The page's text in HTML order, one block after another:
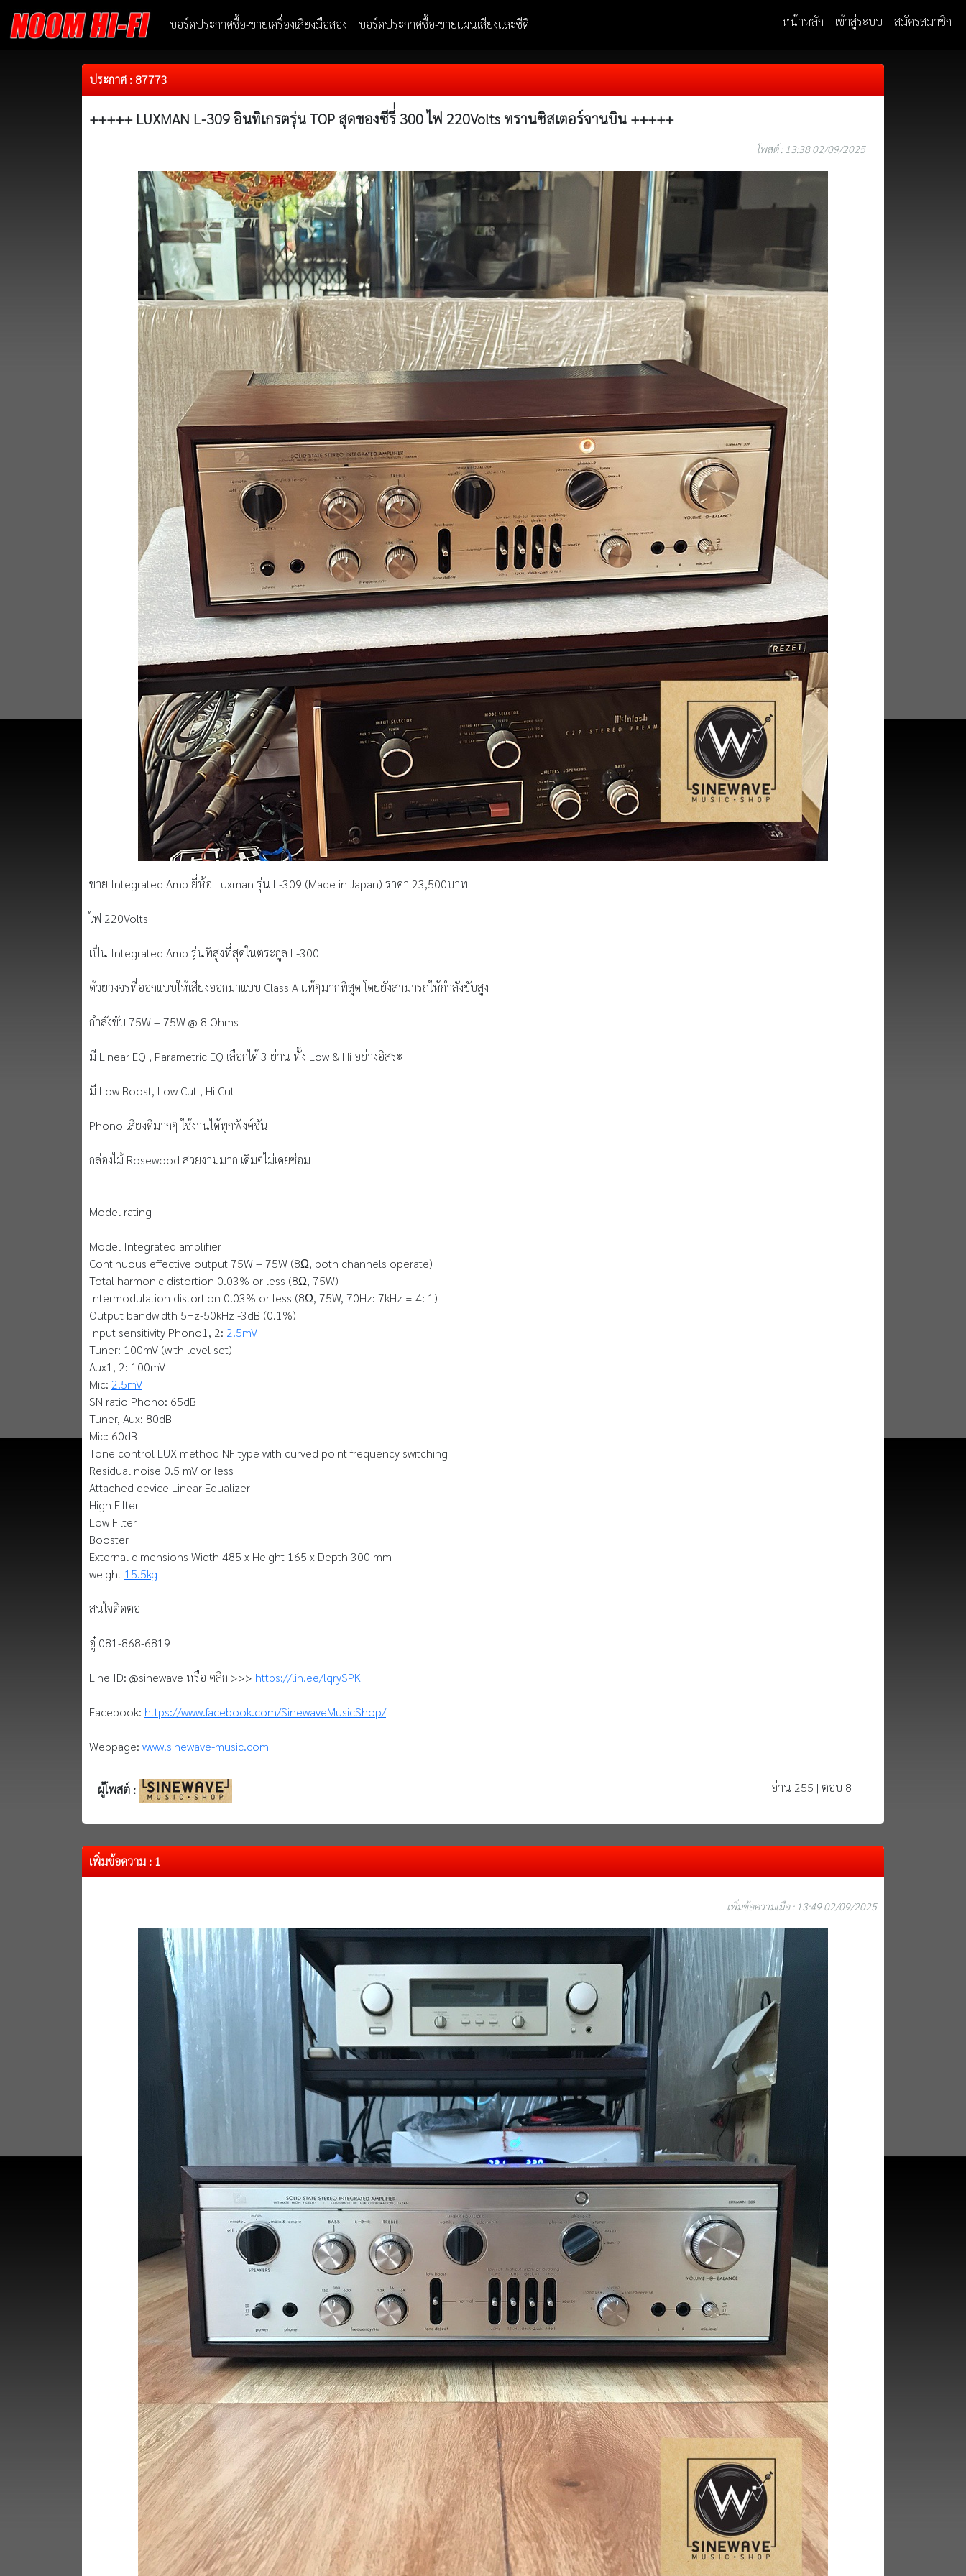
บอร์ดประกาศซื้อ-ขายเครื่องเสียงมือสอง บอร์ดประกาศซื้อ-ขายแผ่นเสียงและซีดี หน้าหลัก เข้าสู่ระบบ สมัครสมาชิก
ประกาศ : 87773
+++++ LUXMAN L-309 อินทิเกรตรุ่น TOP สุดของซีรี่่ 300 ไฟ 220Volts ทรานซิสเตอร์จานบิน +++++
โพสต์ : 13:38 02/09/2025
ขาย Integrated Amp ยี่ห้อ Luxman รุ่น L-309 (Made in Japan) ราคา 23,500บาท
ไฟ 220Volts
เป็น Integrated Amp รุ่นที่สูงที่สุดในตระกูล L-300
ด้วยวงจรที่ออกแบบให้เสียงออกมาแบบ Class A แท้ๆมากที่สุด โดยยังสามารถให้กำลังขับสูง
กำลังขับ 75W + 75W @ 8 Ohms
มี Linear EQ , Parametric EQ เลือกได้ 3 ย่าน ทั้ง Low & Hi อย่างอิสระ
มี Low Boost, Low Cut , Hi Cut
Phono เสียงดีมากๆ ใช้งานได้ทุกฟังค์ชั่น
กล่องไม้ Rosewood สวยงามมาก เดิมๆไม่เคยซ่อม
Model rating
Model Integrated amplifier
Continuous effective output 75W + 75W (8Ω, both channels operate)
Total harmonic distortion 0.03% or less (8Ω, 75W)
Intermodulation distortion 0.03% or less (8Ω, 75W, 70Hz: 7kHz = 4: 1)
Output bandwidth 5Hz-50kHz -3dB (0.1%)
Input sensitivity Phono1, 2: 2.5mV
Tuner: 100mV (with level set)
Aux1, 2: 100mV
Mic: 2.5mV
SN ratio Phono: 65dB
Tuner, Aux: 80dB
Mic: 60dB
Tone control LUX method NF type with curved point frequency switching
Residual noise 0.5 mV or less
Attached device Linear Equalizer
High Filter
Low Filter
Booster
External dimensions Width 485 x Height 165 x Depth 300 mm
weight 15.5kg
สนใจติดต่อ
อู๋ 081-868-6819
Line ID: @sinewave หรือ คลิก >>> https://lin.ee/lqrySPK
Facebook: https://www.facebook.com/SinewaveMusicShop/
Webpage: www.sinewave-music.com
ผู้โพสต์ : อ่าน 255 | ตอบ 8
เพิ่มข้อความ : 1
เพิ่มข้อความเมื่อ : 13:49 02/09/2025